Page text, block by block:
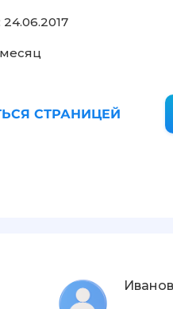
месяц
СТРАНИЦЕЙ